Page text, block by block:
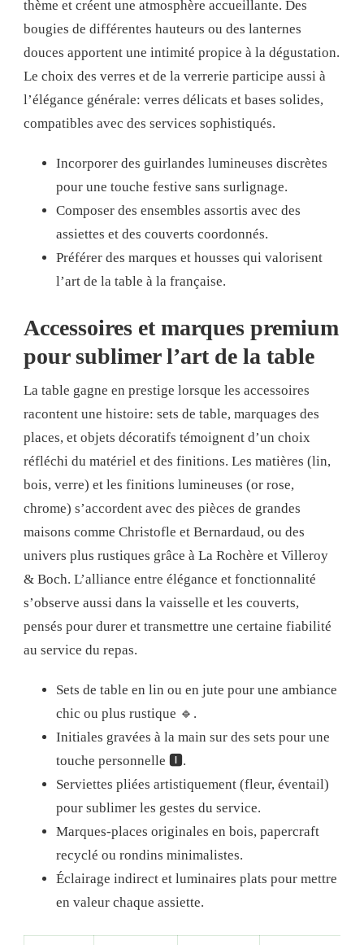
thème et créent une atmosphère accueillante. Des
bougies de différentes hauteurs ou des lanternes
douces apportent une intimité propice à la dégustation.
Le choix des verres et de la verrerie participe aussi à
l’élégance générale: verres délicats et bases solides,
compatibles avec des services sophistiqués.
Incorporer des guirlandes lumineuses discrètes
pour une touche festive sans surlignage.
Composer des ensembles assortis avec des
assiettes et des couverts coordonnés.
Préférer des marques et housses qui valorisent
l’art de la table à la française.
Accessoires et marques premium
pour sublimer l’art de la table
La table gagne en prestige lorsque les accessoires
racontent une histoire: sets de table, marquages des
places, et objets décoratifs témoignent d’un choix
réfléchi du matériel et des finitions. Les matières (lin,
bois, verre) et les finitions lumineuses (or rose,
chrome) s’accordent avec des pièces de grandes
maisons comme Christofle et Bernardaud, ou des
univers plus rustiques grâce à La Rochère et Villeroy
& Boch. L’alliance entre élégance et fonctionnalité
s’observe aussi dans la vaisselle et les couverts,
pensés pour durer et transmettre une certaine fiabilité
au service du repas.
Sets de table en lin ou en jute pour une ambiance
chic ou plus rustique 🔹.
Initiales gravées à la main sur des sets pour une
touche personnelle 🅸.
Serviettes pliées artistiquement (fleur, éventail)
pour sublimer les gestes du service.
Marques-places originales en bois, papercraft
recyclé ou rondins minimalistes.
Éclairage indirect et luminaires plats pour mettre
en valeur chaque assiette.